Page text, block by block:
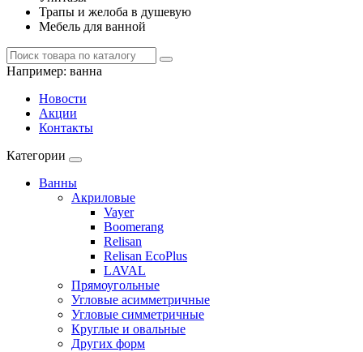
Трапы и желоба в душевую
Мебель для ванной
Например: ванна
Новости
Акции
Контакты
Категории
Ванны
Акриловые
Vayer
Boomerang
Relisan
Relisan EcoPlus
LAVAL
Прямоугольные
Угловые асимметричные
Угловые симметричные
Круглые и овальные
Других форм